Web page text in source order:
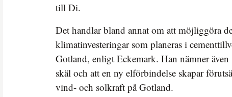
till Di.
Det handlar bland annat om att möjliggöra
klimatinvesteringar som planeras i
Gotland, enligt Eckemark. Han nämner även
skäl och att en ny elförbindelse skapar
vind- och solkraft på Gotland.